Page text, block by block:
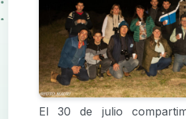
El 30 de julio